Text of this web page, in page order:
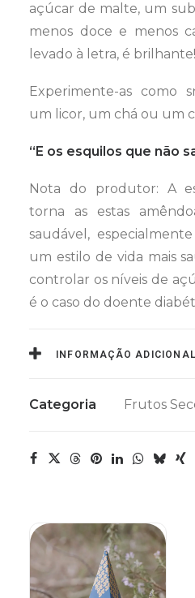
açúcar de malte, um
menos doce e menos
levado à letra, é brilhante!
Experimente-as como
um licor, um chá ou um
“E os esquilos que não
Nota do produtor: A
torna as estas
saudável,
um estilo de vida mais
controlar os níveis de
é o caso do doente
INFORMAÇÃO ADICIONAL
Categoria Frutos